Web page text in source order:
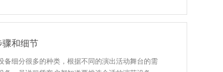
骤和细节
备细分很多的种类，根据不同的演出活动舞台的需